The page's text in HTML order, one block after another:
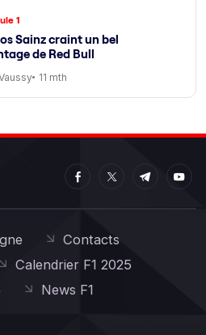
1
Sainz craint un bel
de Red Bull
11 mth
Contacts
Calendrier F1 2025
News F1